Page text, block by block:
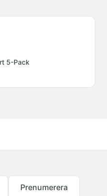
5-Pack
Prenumerera